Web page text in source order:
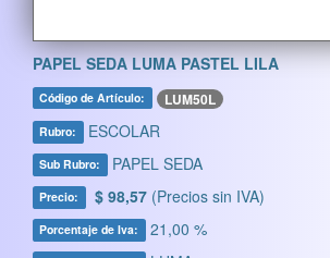
PAPEL SEDA LUMA PASTEL LILA
Código de Artículo: LUM50L
Rubro: ESCOLAR
Sub Rubro: PAPEL SEDA
Precio: $ 98,57 (Precios sin IVA)
Porcentaje de Iva: 21,00 %